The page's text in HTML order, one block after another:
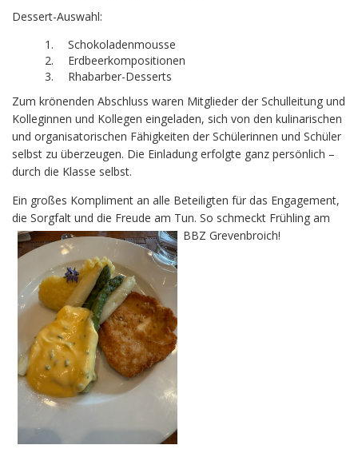
Dessert-Auswahl:
Schokoladenmousse
Erdbeerkompositionen
Rhabarber-Desserts
Zum krönenden Abschluss waren Mitglieder der Schulleitung und
Kolleginnen und Kollegen eingeladen, sich von den kulinarischen
und organisatorischen Fähigkeiten der Schülerinnen und Schüler
selbst zu überzeugen. Die Einladung erfolgte ganz persönlich –
durch die Klasse selbst.
Ein großes Kompliment an alle Beteiligten für das Engagement,
die Sorgfalt und die Freude am Tun. So schmeckt Frühling am
BBZ Grevenbroich!